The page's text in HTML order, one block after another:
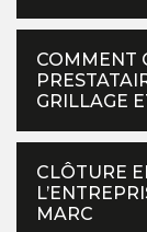
COMMENT
GRILLAGE
CLÔTURE
MARC